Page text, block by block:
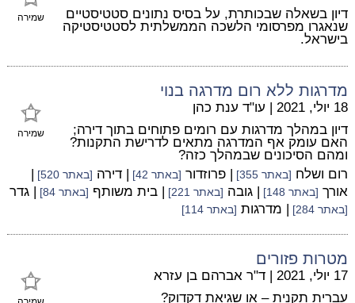
שמירה
דיון בשאלה שבכותרת, על בסיס נתונים סטטיסטיים
שנאגרו מפרסומי הלשכה הממשלתית לסטטיסטיקה
בישראל.
מדרגות ללא רום מדרגה בנוי
שמירה
18 יולי, 2021 | עו"ד ענת כהן
דיון במהלך מדרגות עם רומים פתוחים בתוך דירה;
האם עומק אף המדרגה מתאים לדרישת התקנות?
ומהם הסיכונים שבמהלך כזה?
רום ושלח [באתר 355] | פרוזדור [באתר 42] | דירה [באתר 520]
|
אורך [באתר 148] | גובה [באתר 221] | בית משותף [באתר 84] | גדר
[באתר 284] | מדרגות [באתר 114]
מטרות פזורים
17 יולי, 2021 | ד"ר אברהם בן עזרא
עברית תקנית – או שגיאת דקדוק?